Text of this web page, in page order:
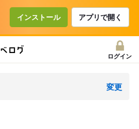
インストール アプリで開く
ログイン
変更